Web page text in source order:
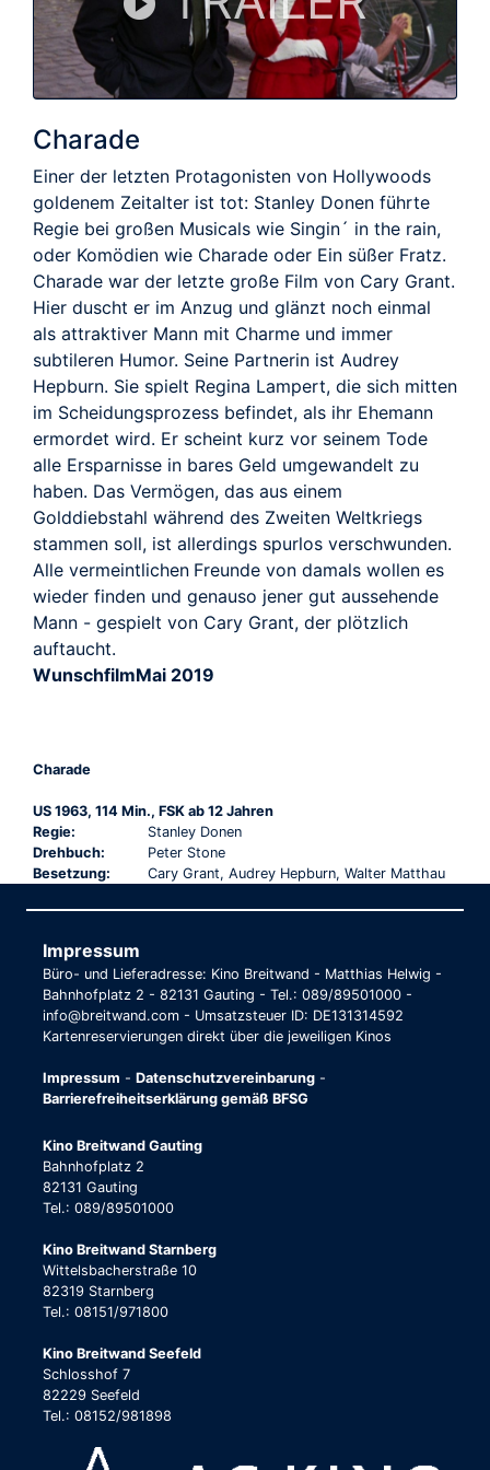
Charade
Einer der letzten Protagonisten von Hollywoods
goldenem Zeitalter ist tot: Stanley Donen führte
Regie bei großen Musicals wie Singin´ in the rain,
oder Komödien wie Charade oder Ein süßer Fratz.
Charade war der letzte große Film von Cary Grant.
Hier duscht er im Anzug und glänzt noch einmal
als attraktiver Mann mit Charme und immer
subtileren Humor. Seine Partnerin ist Audrey
Hepburn. Sie spielt Regina Lampert, die sich mitten
im Scheidungsprozess befindet, als ihr Ehemann
ermordet wird. Er scheint kurz vor seinem Tode
alle Ersparnisse in bares Geld umgewandelt zu
haben. Das Vermögen, das aus einem
Golddiebstahl während des Zweiten Weltkriegs
stammen soll, ist allerdings spurlos verschwunden.
Alle vermeintlichen Freunde von damals wollen es
wieder finden und genauso jener gut aussehende
Mann - gespielt von Cary Grant, der plötzlich
auftaucht.
WunschfilmMai 2019
Charade
US 1963, 114 Min., FSK ab 12 Jahren
Regie:
Stanley Donen
Drehbuch:
Peter Stone
Besetzung:
Cary Grant, Audrey Hepburn, Walter Matthau
Impressum
Büro- und Lieferadresse: Kino Breitwand - Matthias Helwig -
Bahnhofplatz 2 - 82131 Gauting - Tel.: 089/89501000 -
info@breitwand.com - Umsatzsteuer ID: DE131314592
Kartenreservierungen direkt über die jeweiligen Kinos
Impressum - Datenschutzvereinbarung -
Barrierefreiheitserklärung gemäß BFSG
Kino Breitwand Gauting
Bahnhofplatz 2
82131 Gauting
Tel.: 089/89501000
Kino Breitwand Starnberg
Wittelsbacherstraße 10
82319 Starnberg
Tel.: 08151/971800
Kino Breitwand Seefeld
Schlosshof 7
82229 Seefeld
Tel.: 08152/981898